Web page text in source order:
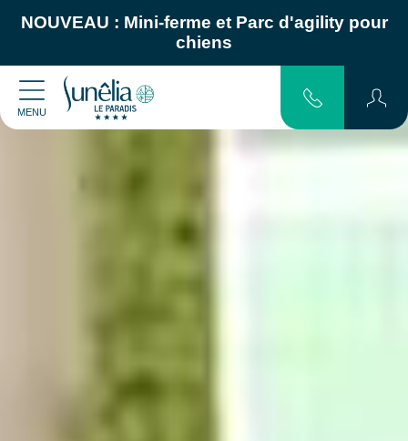
NOUVEAU : Mini-ferme et Parc d'agility pour
chiens
MENU